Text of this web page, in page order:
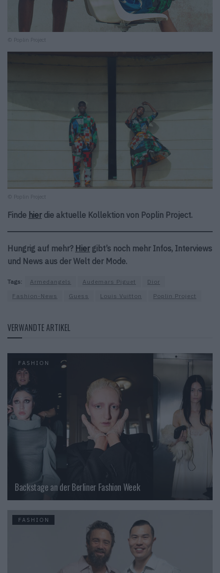
© Poplin Project
© Poplin Project
Finde hierdie aktuelle Kollektion von Poplin Project.
Hungrig auf mehr? Hiergibt’s noch mehr Infos, Interviews
und News aus der Welt der Mode.
Tags: Armedangels Audemars Piguet
Dior
Fashion-News
Guess Louis Vuitton Poplin Project
VERWANDTE ARTIKEL
FASHION
Backstage an der Berliner Fashion Week
FASHION